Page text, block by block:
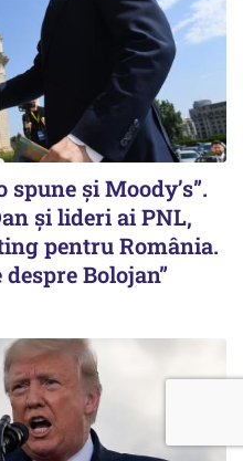
și Moody’s”.
și lideri ai PNL,
pentru România.
Bolojan”